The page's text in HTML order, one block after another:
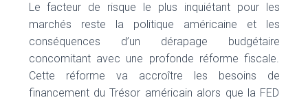
Le facteur de risque le plus inquiétant pour les
marchés reste la politique américaine et les
conséquences d’un dérapage budgétaire
concomitant avec une profonde réforme fiscale.
Cette réforme va accroître les besoins de
financement du Trésor américain alors que la FED